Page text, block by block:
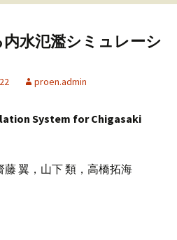
水氾濫シミュレーシ
proen.admin
System for Chigasaki
翼，山下 類，高橋拓海